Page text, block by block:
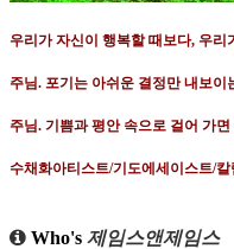
우리가 자신이 행복할 때보다, 우리
주님. 포기는 아쉬운 결정만 내보이
주님. 기쁨과 평안 속으로 걸어 가
수채화아티스트/기도에세이스트/칼
Who's 제임스앤제임스